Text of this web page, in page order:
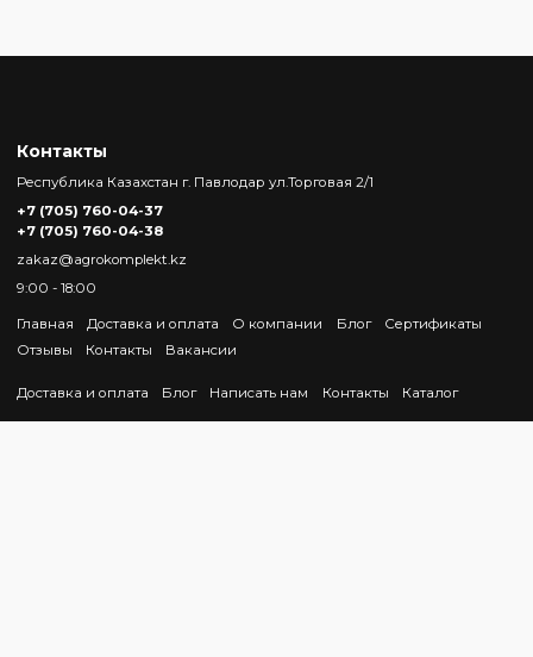
Главная Доставка и оплата О компании Блог
Сертификаты
Отзывы
Контакты Вакансии
Доставка и оплата Блог Написать нам Контакты Каталог
Контакты
Республика Казахстан г. Павлодар ул.Торговая 2/1
+7 (705) 760-04-37
+7 (705) 760-04-38
zakaz@agrokomplekt.kz
9:00 - 18:00